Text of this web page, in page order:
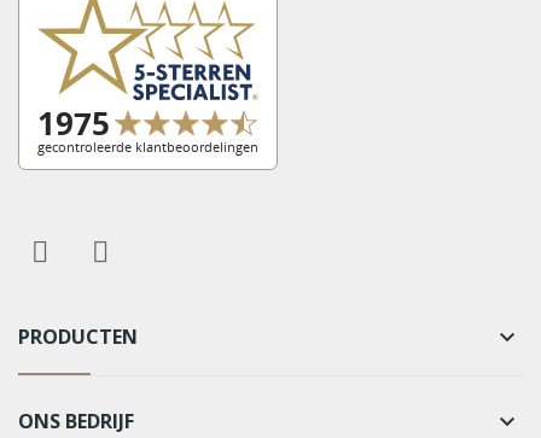
PRODUCTEN keyboard_arrow_down
ONS BEDRIJF keyboard_arrow_down